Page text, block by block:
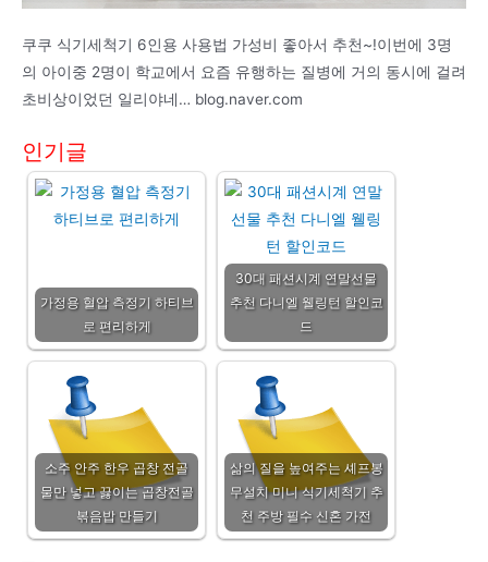
쿠쿠 식기세척기 6인용 사용법 가성비 좋아서 추천~!이번에 3명
의 아이중 2명이 학교에서 요즘 유행하는 질병에 거의 동시에 걸려
초비상이었던 일리야네… blog.naver.com
인기글
가정용 혈압 측정기 하티브
로 편리하게
30대 패션시계 연말선물
추천 다니엘 웰링턴 할인코
드
소주 안주 한우 곱창 전골
물만 넣고 끓이는 곱창전골
볶음밥 만들기
삶의 질을 높여주는 셰프봉
무설치 미니 식기세척기 추
천 주방 필수 신혼 가전